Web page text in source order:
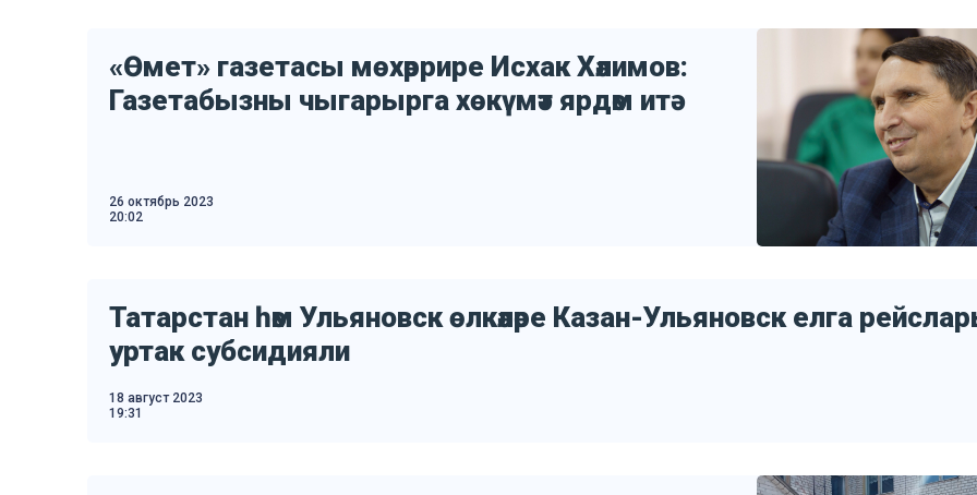
«Өмет» газетасы мөхәррире Исхак Хәлимов:
Газетабызны чыгарырга хөкүмәт ярдәм итә
26 октябрь 2023
20:02
Татарстан һәм Ульяновск өлкәләре Казан-Ульяновск елга
уртак субсидияли
18 август 2023
19:31